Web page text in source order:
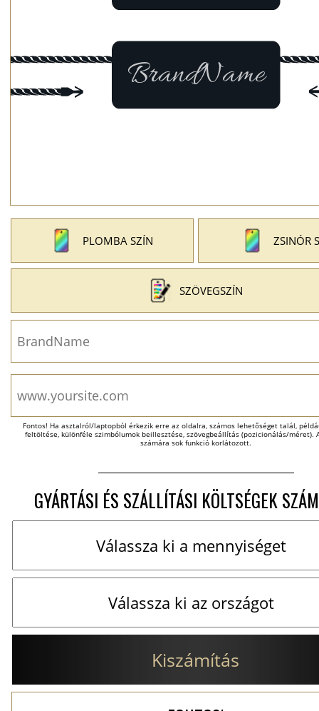
PLOMBA SZÍN ZSINÓR
SZÖVEGSZÍN
Fontos! Ha asztalról/laptopból érkezik erre az oldalra, számos lehetőséget talál,
feltöltése, különféle szimbólumok beillesztése, szövegbeállítás (pozicionálás/méret).
számára sok funkció korlátozott.
GYÁRTÁSI ÉS SZÁLLÍTÁSI KÖLTSÉGEK
Kiszámítás